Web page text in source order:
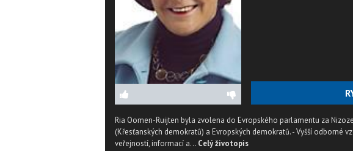
Ria Oomen-Ruijten byla zvolena do Evropského parlamentu za
(Křesťanských demokratů) a Evropských demokratů. - Vyšší odborné
veřejností, informací a... Celý životopis